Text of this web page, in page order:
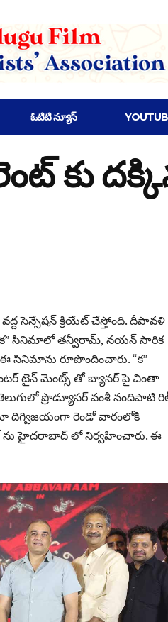
ఓటిటి న్యూస్
కు
సెన్సేషన్ క్రియేట్ చేస్తోంది. దీపావళి
“క” సినిమాలో తన్వీరామ్, నయన్ సారిక
సినిమాను రూపొందించారు. “క”
టైన్ మెంట్స్ తో బ్యానర్ పై చింతా
ప్రొడ్యూసర్ వంశీ నందిపాటి
దిగ్విజయంగా రెండో వారంలోకి
ను హైదరాబాద్ లో నిర్వహించారు. ఈ